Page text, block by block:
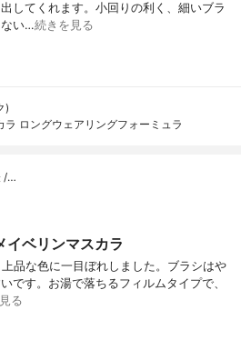
してくれます。小回りの利く、細いブラ
ない…続きを見る
)
ラ ロングウェアリングフォーミュラ
/…
イベリンマスカラ
品な色に一目ぼれしました。ブラシはや
です。お湯で落ちるフィルムタイプで、
る